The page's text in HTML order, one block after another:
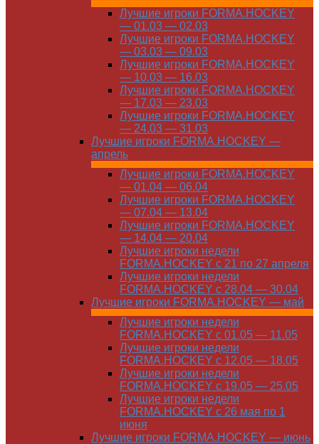
Лучшие игроки FORMA.HOCKEY
— 01.03 — 02.03
Лучшие игроки FORMA.HOCKEY
— 03.03 — 09.03
Лучшие игроки FORMA.HOCKEY
— 10.03 — 16.03
Лучшие игроки FORMA.HOCKEY
— 17.03 — 23.03
Лучшие игроки FORMA.HOCKEY
— 24.03 — 31.03
Лучшие игроки FORMA.HOCKEY —
апрель
Лучшие игроки FORMA.HOCKEY
— 01.04 — 06.04
Лучшие игроки FORMA.HOCKEY
— 07.04 — 13.04
Лучшие игроки FORMA.HOCKEY
— 14.04 — 20.04
Лучшие игроки недели
FORMA.HOCKEY с 21 по 27 апреля
Лучшие игроки недели
FORMA.HOCKEY с 28.04 — 30.04
Лучшие игроки FORMA.HOCKEY — май
Лучшие игроки недели
FORMA.HOCKEY с 01.05 — 11.05
Лучшие игроки недели
FORMA.HOCKEY с 12.05 — 18.05
Лучшие игроки недели
FORMA.HOCKEY с 19.05 — 25.05
Лучшие игроки недели
FORMA.HOCKEY с 26 мая по 1
июня
Лучшие игроки FORMA.HOCKEY — июнь